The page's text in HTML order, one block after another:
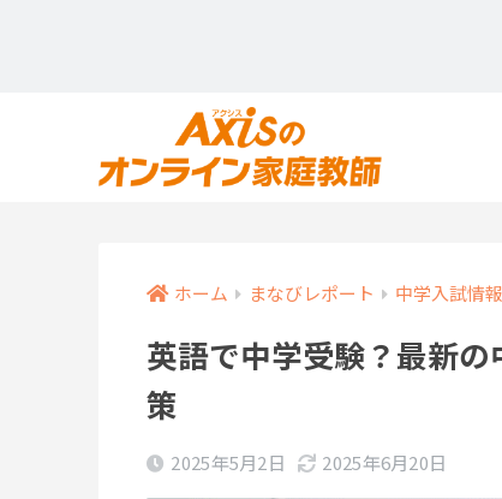
ホーム まなびレポート 中学入試情報
英語で中学受験？最新
策
2025年5月2日 2025年6月20日